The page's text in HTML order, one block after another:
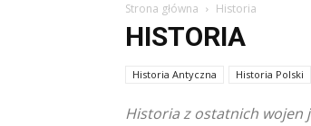
Strona główna Historia
HISTORIA
Historia Antyczna Historia Polski
Historia z ostatnich wojen